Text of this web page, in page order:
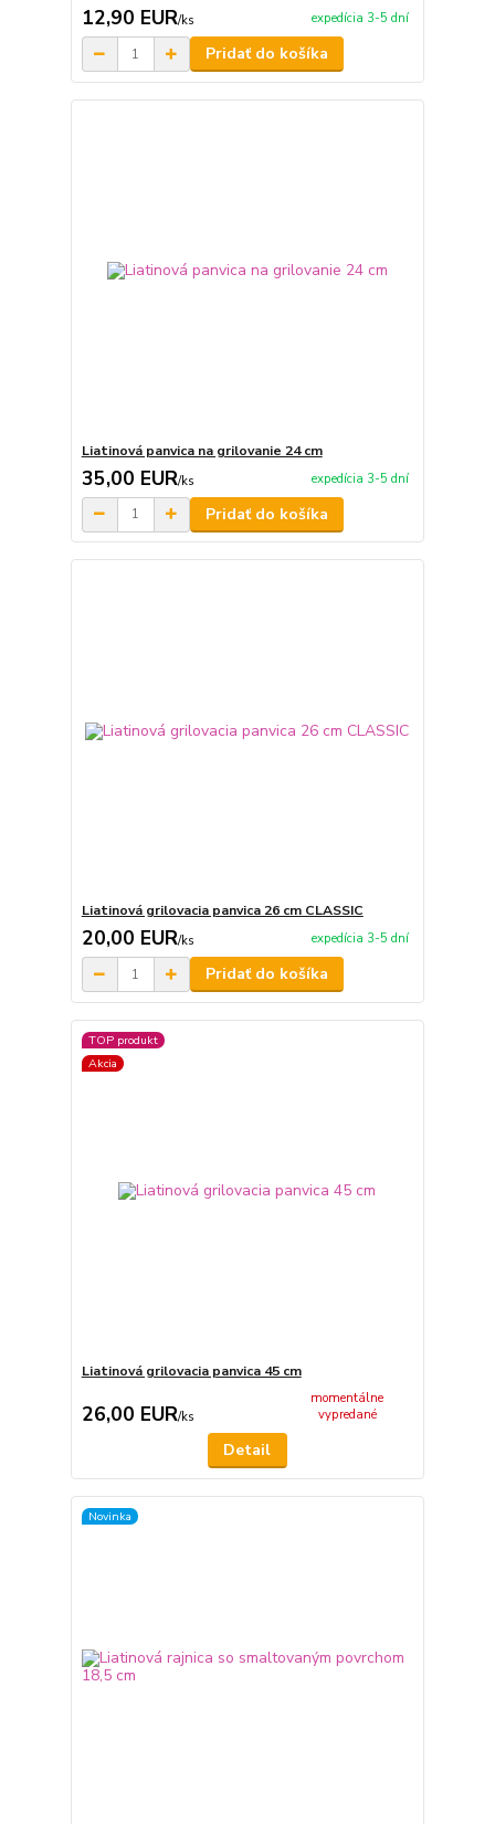
12,90 EUR/ks expedícia 3-5 dní
Pridať do košíka
Liatinová panvica na grilovanie 24 cm
35,00 EUR/ks expedícia 3-5 dní
Pridať do košíka
Liatinová grilovacia panvica 26 cm CLASSIC
20,00 EUR/ks expedícia 3-5 dní
Pridať do košíka
TOP produkt
Akcia
Liatinová grilovacia panvica 45 cm
26,00 EUR/ks
momentálne
vypredané
Detail
Novinka